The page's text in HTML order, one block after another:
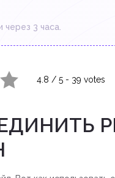
3 часа.
4.8 / 5- 39 votes